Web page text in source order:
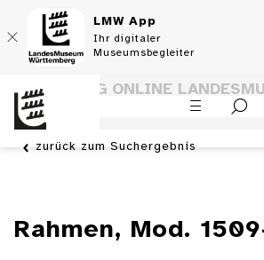
LMW App
Ihr digitaler
Museumsbegleiter
SAMMLUNG ONLINE
WÜRTTEMBERG
zurück zum Suchergebnis
Rahmen, Mod.